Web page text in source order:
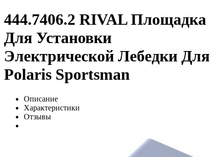
444.7406.2 RIVAL Площадка
Для Установки
Электрической Лебедки Для
Polaris Sportsman
Описание
Характеристики
Отзывы